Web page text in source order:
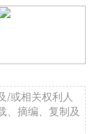
/或相关权利人
、摘编、复制及